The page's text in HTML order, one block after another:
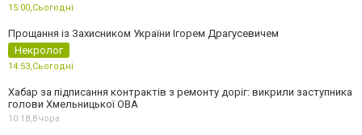
15:00,Сьогодні
Прощання із Захисником України Ігорем Драгусевичем
Некролог
14:53,Сьогодні
Хабар за підписання контрактів з ремонту доріг: викрили заступника
голови Хмельницької ОВА
10:18,Вчора